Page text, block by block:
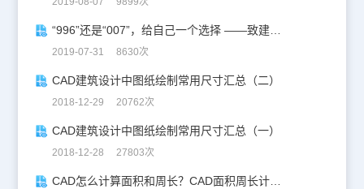
“996”还是“007”，给自己一个选择 ——致建筑设计师
2019-07-31 8630次
CAD建筑设计中图纸绘制常用尺寸汇总（二）
2018-12-29 20762次
CAD建筑设计中图纸绘制常用尺寸汇总（一）
2018-12-28 27803次
CAD怎么计算面积和周长？CAD面积周长计算全攻略